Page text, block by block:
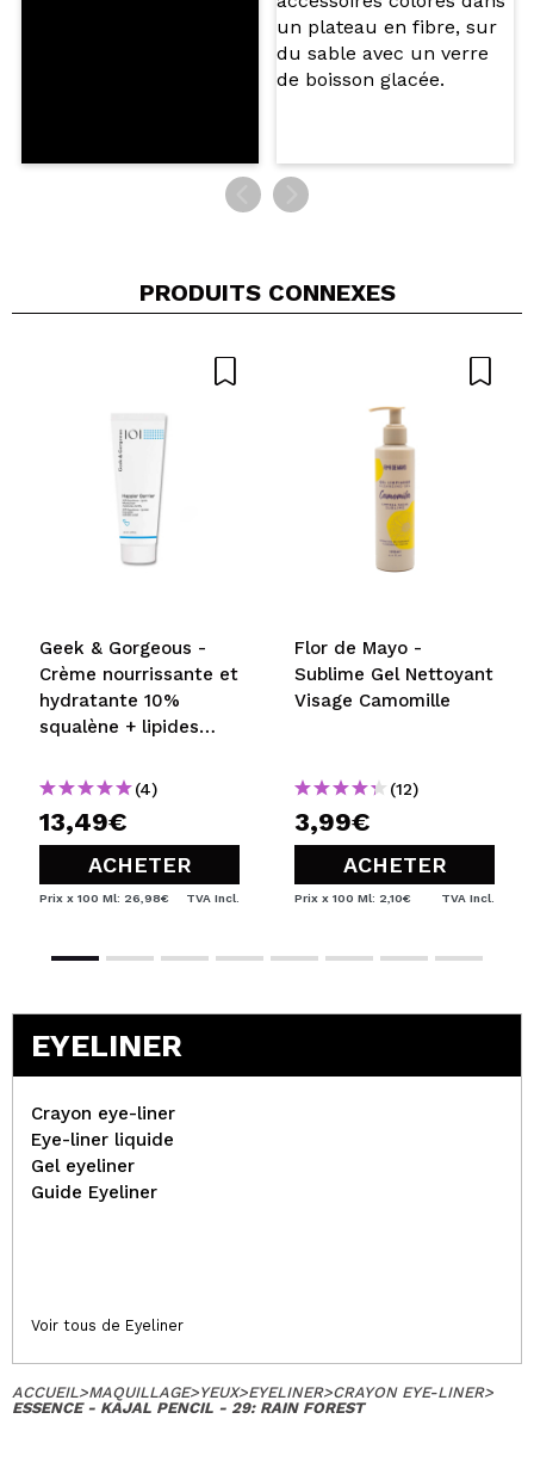
PRODUITS CONNEXES
Geek & Gorgeous -
Crème nourrissante et
hydratante 10%
squalène + lipides
Peaux normales,
mixtes et grasses
(4)
13,49€
ACHETER
Prix x 100 Ml: 26,98€ TVA Incl.
Flor de Mayo -
Sublime Gel Nettoyant
Visage Camomille
(12)
3,99€
ACHETER
Prix x 100 Ml: 2,10€ TVA Incl.
EYELINER
Crayon eye-liner
Eye-liner liquide
Gel eyeliner
Guide Eyeliner
Voir tous de Eyeliner
ACCUEIL>MAQUILLAGE>YEUX>EYELINER>CRAYON EYE-LINER>
ESSENCE - KAJAL PENCIL - 29: RAIN FOREST